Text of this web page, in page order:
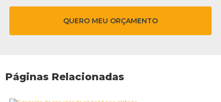
QUERO MEU ORÇAMENTO
Páginas Relacionadas